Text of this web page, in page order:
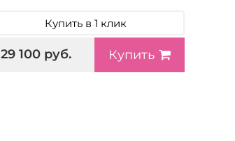
Купить в 1 клик
29 100 руб. Купить